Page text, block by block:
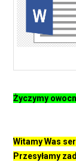
Życzymy
Witamy Was
Przesyłamy